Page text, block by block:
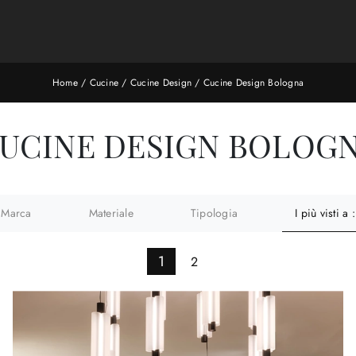
Home/ Cucine / Cucine Design / Cucine Design Bologna
DESIGN
Marca Materiale Tipologia I più visti a :
1 2